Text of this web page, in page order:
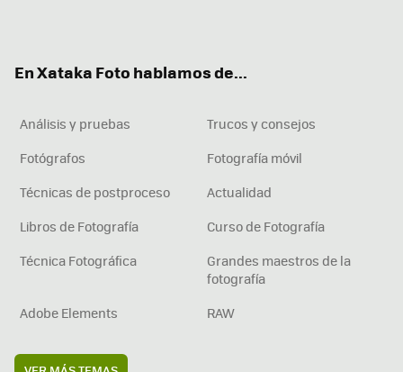
En Xataka Foto hablamos de...
Análisis y pruebas
Trucos y consejos
Fotógrafos
Fotografía móvil
Técnicas de postproceso
Actualidad
Libros de Fotografía
Curso de Fotografía
Técnica Fotográfica
Grandes maestros de la
fotografía
Adobe Elements
RAW